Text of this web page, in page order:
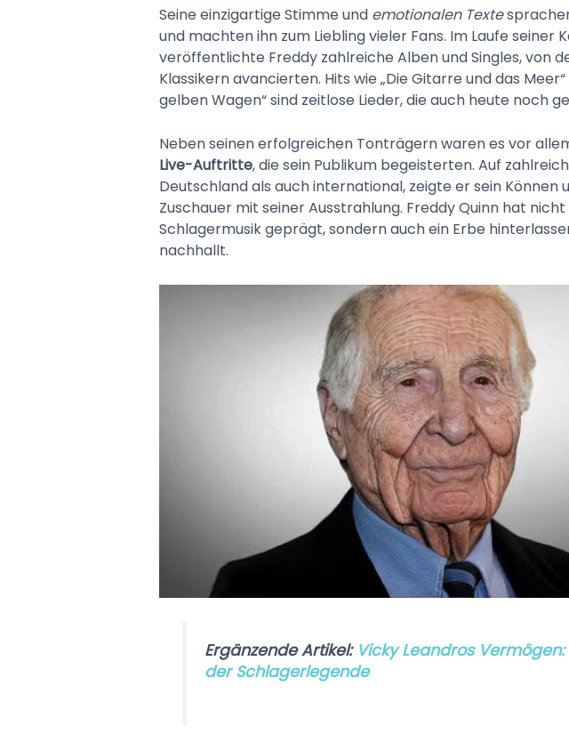
Seine einzigartige Stimme und emotionalen Texte
und machten ihn zum Liebling vieler Fans. Im Laufe seiner
veröffentlichte Freddy zahlreiche Alben und Singles, von
Klassikern avancierten. Hits wie „Die Gitarre und das
gelben Wagen“ sind zeitlose Lieder, die auch heute noch
Neben seinen erfolgreichen Tonträgern waren es vor
Live-Auftritte, die sein Publikum begeisterten. Auf
Deutschland als auch international, zeigte er sein Können
Zuschauer mit seiner Ausstrahlung. Freddy Quinn hat nicht
Schlagermusik geprägt, sondern auch ein Erbe
nachhallt.
Ergänzende Artikel: Vicky Leandros
der Schlagerlegende